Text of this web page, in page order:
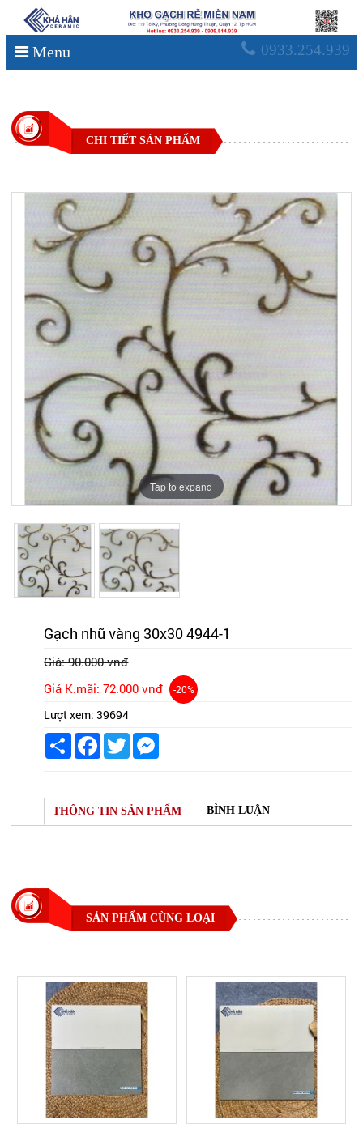
Menu 0933.254.939
CHI TIẾT SẢN PHẨM
Tap to expand
Tap to expand
Gạch nhũ vàng 30x30 4944-1
Giá: 90.000 vnđ
Giá K.mãi: 72.000 vnđ
-20%
Lượt xem: 39694
Share Facebook
Twitter
THÔNG TIN SẢN PHẨM BÌNH LUẬN
SẢN PHẨM CÙNG LOẠI